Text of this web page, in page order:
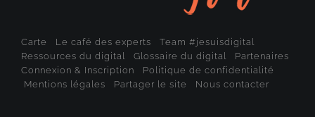
Carte Le café des experts
Team #jesuisdigital
Ressources du digital
Glossaire du digital
Partenaires
Connexion & Inscription
Politique de confidentialité
Mentions légales
Partager le site Nous contacter